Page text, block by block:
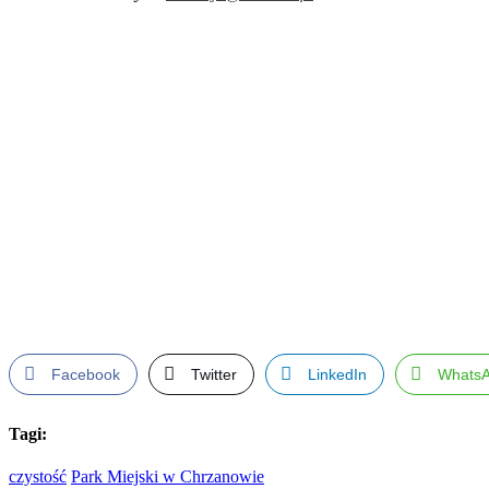
Facebook Twitter LinkedIn
Tagi:
czystość Park Miejski w Chrzanowie